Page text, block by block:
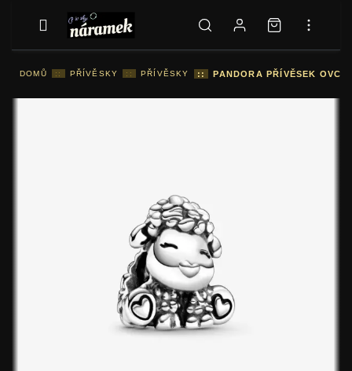
DOMŮ :: PŘÍVĚSKY :: PŘÍVĚSKY :: PANDORA PŘÍVĚSEK OVCE